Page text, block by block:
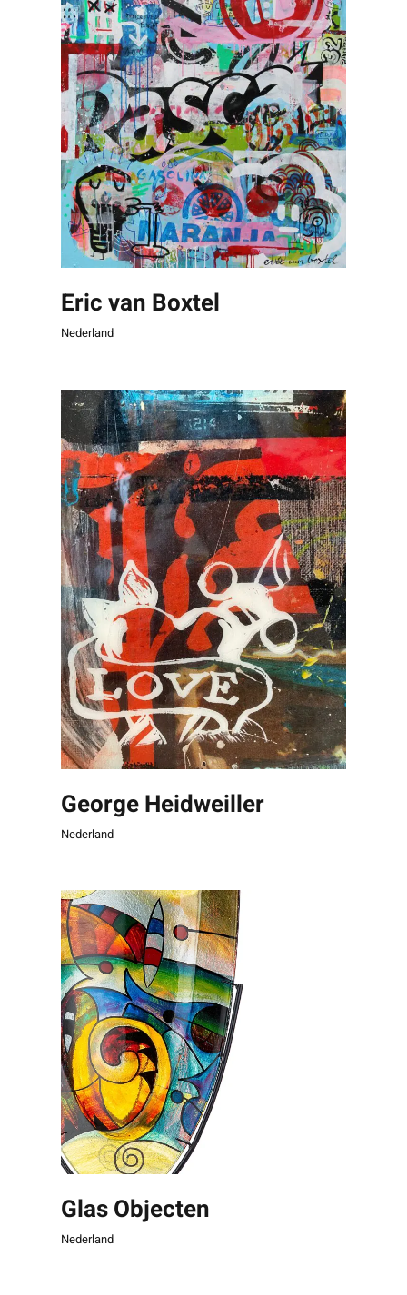
Eric van Boxtel
Nederland
George Heidweiller
Nederland
Glas Objecten
Nederland